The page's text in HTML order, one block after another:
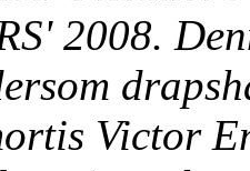
2008.
Victor